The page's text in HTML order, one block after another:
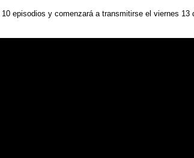
episodios y comenzará a transmitirse el viernes 13